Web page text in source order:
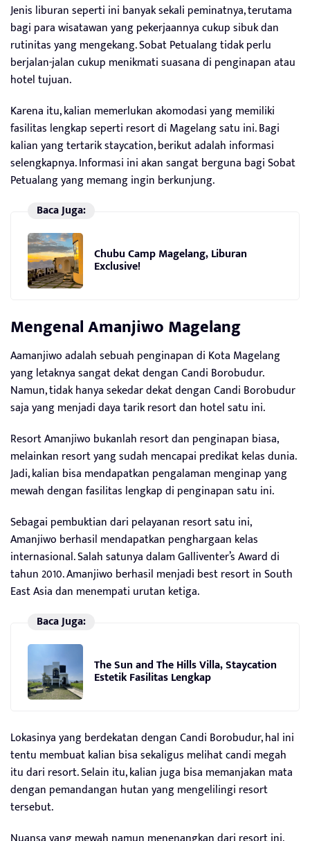
Jenis liburan seperti ini banyak sekali peminatnya, terutama
bagi para wisatawan yang pekerjaannya cukup sibuk dan
rutinitas yang mengekang. Sobat Petualang tidak perlu
berjalan-jalan cukup menikmati suasana di penginapan atau
hotel tujuan.
Karena itu, kalian memerlukan akomodasi yang memiliki
fasilitas lengkap seperti resort di Magelang satu ini. Bagi
kalian yang tertarik staycation, berikut adalah informasi
selengkapnya. Informasi ini akan sangat berguna bagi Sobat
Petualang yang memang ingin berkunjung.
Baca Juga:
Chubu Camp Magelang, Liburan
Exclusive!
MengenalAmanjiwo Magelang
Aamanjiwo adalah sebuah penginapan di Kota Magelang
yang letaknya sangat dekat dengan Candi Borobudur.
Namun, tidak hanya sekedar dekat dengan Candi Borobudur
saja yang menjadi daya tarik resort dan hotel satu ini.
Resort Amanjiwo bukanlah resort dan penginapan biasa,
melainkan resort yang sudah mencapai predikat kelas dunia.
Jadi, kalian bisa mendapatkan pengalaman menginap yang
mewah dengan fasilitas lengkap di penginapan satu ini.
Sebagai pembuktian dari pelayanan resort satu ini,
Amanjiwo berhasil mendapatkan penghargaan kelas
internasional. Salah satunya dalam Galliventer’s Award di
tahun 2010. Amanjiwo berhasil menjadi best resort in South
East Asia dan menempati urutan ketiga.
Baca Juga:
The Sun and The Hills Villa, Staycation
Estetik Fasilitas Lengkap
Lokasinya yang berdekatan dengan Candi Borobudur, hal ini
tentu membuat kalian bisa sekaligus melihat candi megah
itu dari resort. Selain itu, kalian juga bisa memanjakan mata
dengan pemandangan hutan yang mengelilingi resort
tersebut.